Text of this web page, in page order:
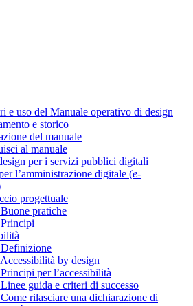
e uso del Manuale operativo di design
e storico
del manuale
al manuale
per i servizi pubblici digitali
l’amministrazione digitale (e-
progettuale
pratiche
by design
per l’accessibilità
guida e criteri di successo
rilasciare una dichiarazione di